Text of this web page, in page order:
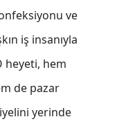
ve
iş insanıyla
heyeti, hem
de pazar
yerinde